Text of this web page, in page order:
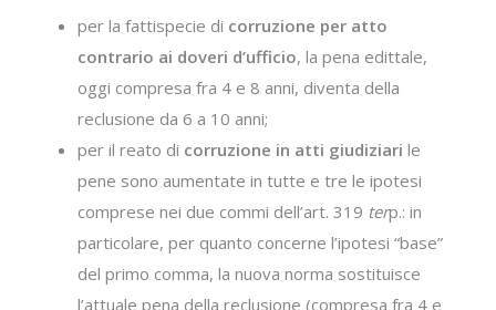
per la fattispecie di corruzione per atto
contrario ai doveri d’ufficio, la pena edittale,
oggi compresa fra 4 e 8 anni, diventa della
reclusione da 6 a 10 anni;
per il reato di corruzione in atti giudiziari le
pene sono aumentate in tutte e tre le ipotesi
comprese nei due commi dell’art. 319 terp.: in
particolare, per quanto concerne l’ipotesi “base”
del primo comma, la nuova norma sostituisce
l’attuale pena della reclusione (compresa fra 4 e